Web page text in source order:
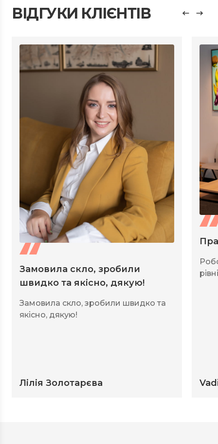
ВІДГУКИ КЛІЄНТІВ
Замовила скло, зробили
швидко та якісно, дякую!
Замовила скло, зробили швидко та
якісно, дякую!
Лілія Золотарєва